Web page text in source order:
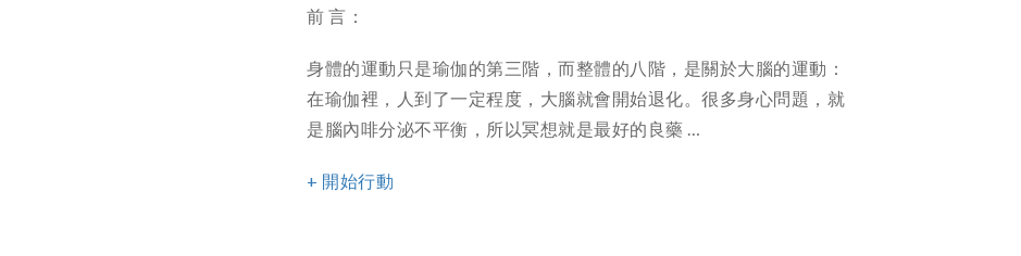
前 言：
身體的運動只是瑜伽的第三階，而整體的八階，是關於大腦的運動：
在瑜伽裡，人到了一定程度，大腦就會開始退化。很多身心問題，就
是腦內啡分泌不平衡，所以冥想就是最好的良藥 …
+ 開始行動